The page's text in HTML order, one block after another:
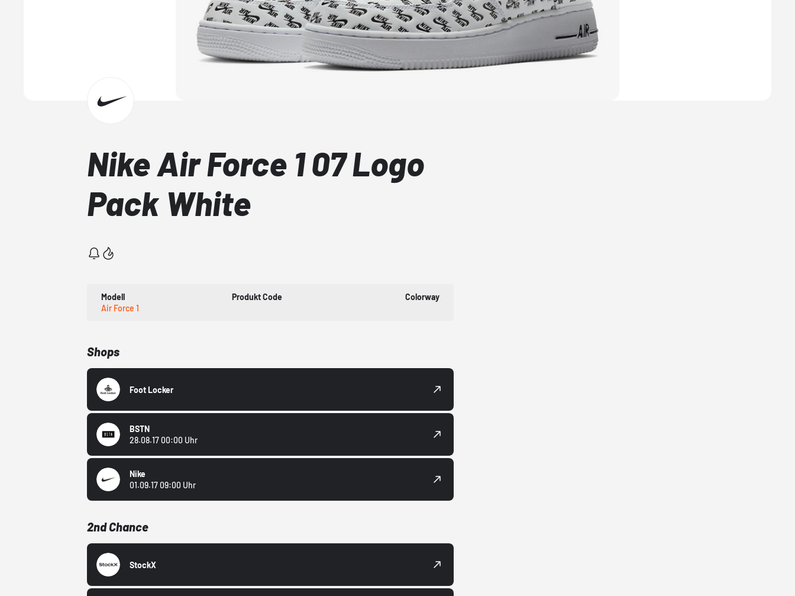
Nike Air Force 1 07 Logo
Pack White
Modell
Air Force 1
Produkt Code Colorway
Shops
Foot Locker
BSTN
28.08.17 00:00 Uhr
Nike
01.09.17 09:00 Uhr
2nd Chance
StockX